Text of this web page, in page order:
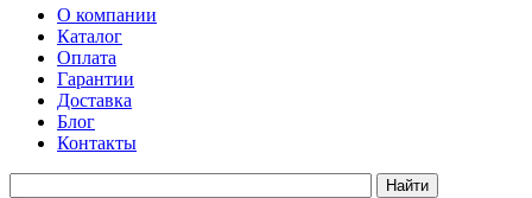
О компании
Каталог
Оплата
Гарантии
Доставка
Блог
Контакты